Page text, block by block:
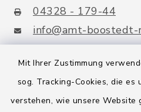
Mit Ihrer Zustimmung
sog. Tracking-Cookies, die es
verstehen, wie unsere
04328 - 179-44
info@amt-boostedt-
Quicklinks